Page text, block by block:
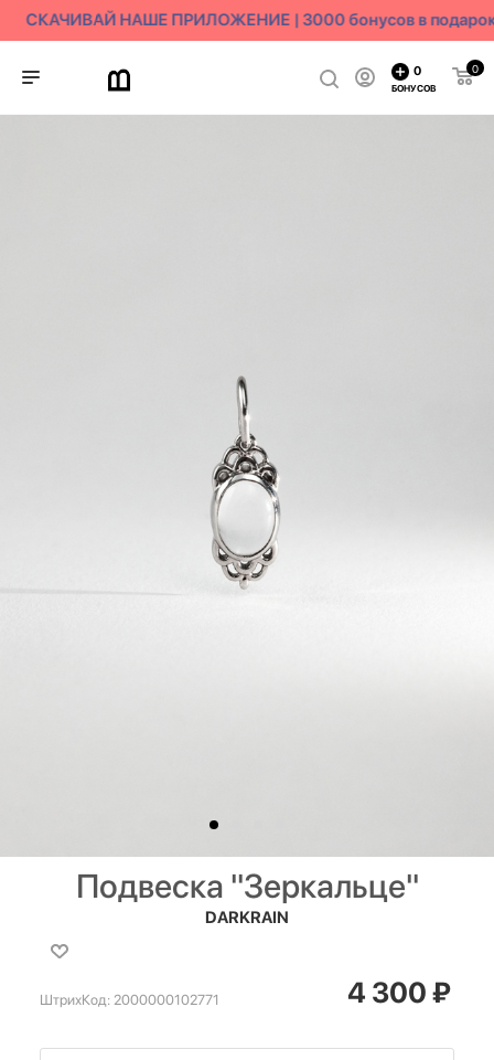
СКАЧИВАЙ НАШЕ ПРИЛОЖЕНИЕ | 3000 бонусов в подарок
0
0
БОНУСОВ
Подвеска "Зеркальце"
DARKRAIN
ШтрихКод: 2000000102771 4 300₽